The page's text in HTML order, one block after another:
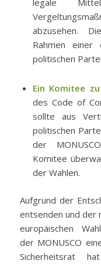
legale
abzusehen.
Rahmen einer
politischen
Ein Komitee
des Code of
sollte aus
politischen
der
Komitee
der Wahlen.
Aufgrund der
entsenden und der
europäischen
der MONUSCO
Sicherheitsrat